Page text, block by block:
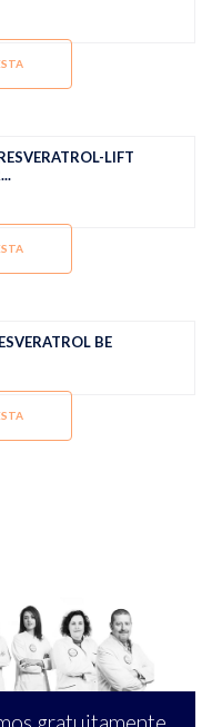
LIFT
BE
gratuitamente